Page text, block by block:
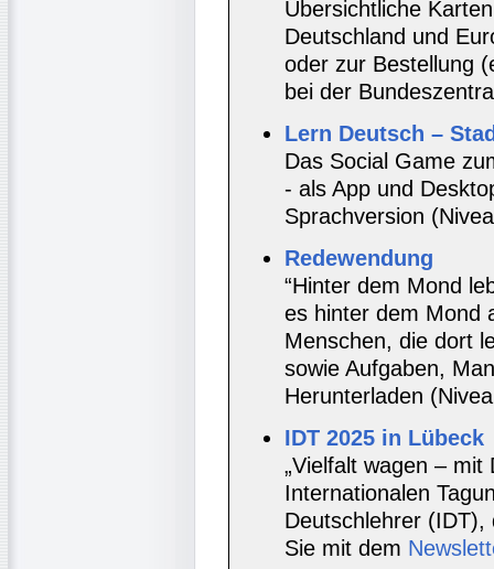
Übersichtliche
Deutschland und
oder zur Bestellung
bei der
Lern Deutsch –
Das Social Game
- als App und
Sprachversion
Redewendung
“Hinter dem Mond
es hinter dem Mond
Menschen, die dort
sowie Aufgaben,
Herunterladen
IDT 2025 in Lübeck
„Vielfalt wagen –
Internationalen
Deutschlehrer
Sie mit dem